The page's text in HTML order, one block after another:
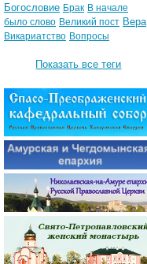
Богословие Брак В начале
было слово Великий пост Вера
Викариатство Вопросы
Показать все теги